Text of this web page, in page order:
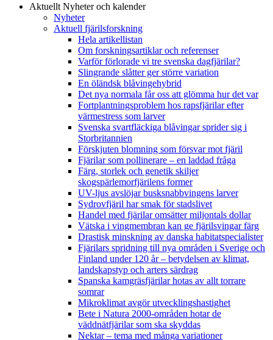
Aktuellt Nyheter och kalender
Nyheter
Aktuell fjärilsforskning
Hela artikellistan
Om forskningsartiklar och referenser
Varför förlorade vi tre svenska dagfjärilar?
Slingrande slåtter ger större variation
En öländsk blåvingehybrid
Det nya normala får oss att glömma hur det var
Fortplantningsproblem hos rapsfjärilar efter
värmestress som larver
Svenska svartfläckiga blåvingar sprider sig i
Storbritannien
Förskjuten blomning som försvar mot fjäril
Fjärilar som pollinerare – en laddad fråga
Färg, storlek och genetik skiljer
skogspärlemorfjärilens former
UV-ljus avslöjar busksnabbvingens larver
Sydrovfjäril har smak för stadslivet
Handel med fjärilar omsätter miljontals dollar
Vätska i vingmembran kan ge fjärilsvingar färg
Drastisk minskning av danska habitatspecialister
Fjärilars spridning till nya områden i Sverige och
Finland under 120 år– betydelsen av klimat,
landskapstyp och arters särdrag
Spanska kamgräsfjärilar hotas av allt torrare
somrar
Mikroklimat avgör utvecklingshastighet
Bete i Natura 2000-områden hotar de
väddnätfjärilar som ska skyddas
Nektar – tema med många variationer